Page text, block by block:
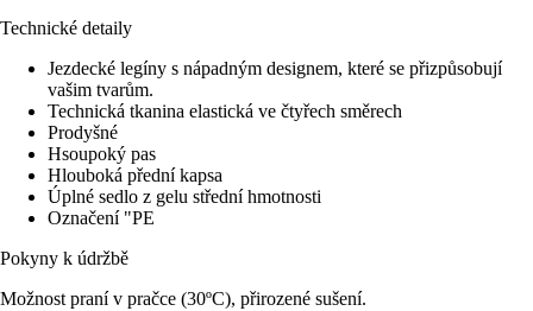
Technické detaily
Jezdecké legíny s nápadným designem, které se přizpůsobují
vašim tvarům.
Technická tkanina elastická ve čtyřech směrech
Prodyšné
Hsoupoký pas
Hlouboká přední kapsa
Úplné sedlo z gelu střední hmotnosti
Označení "PE
Pokyny k údržbě
Možnost praní v pračce (30ºC), přirozené sušení.